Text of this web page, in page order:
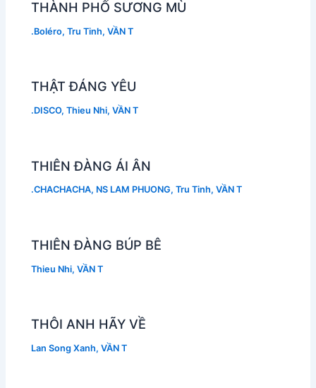
THÀNH PHỐ SƯƠNG MÙ
.Boléro,Tru Tinh,VẦN T
THẬT ĐÁNG YÊU
.DISCO,Thieu Nhi,VẦN T
THIÊN ĐÀNG ÁI ÂN
.CHACHACHA, NS LAM PHUONG,Tru Tinh,VẦN T
THIÊN ĐÀNG BÚP BÊ
Thieu Nhi,VẦN T
THÔI ANH HÃY VỀ
Lan Song Xanh,VẦN T